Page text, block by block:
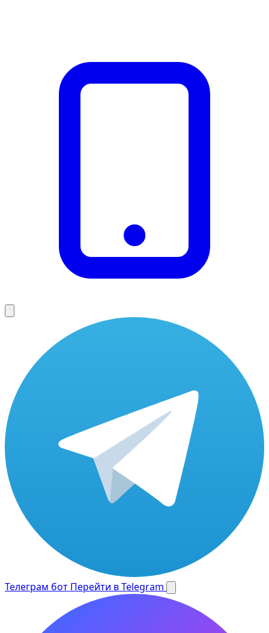
Телеграм бот Перейти в Telegram